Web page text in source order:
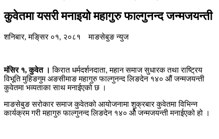
कुवेतमा यसरी मनाइयो महागुरु फाल्गुनन्द जन्मजयन्ती
शनिबार, मङि्सर ०१, २०८१ माङसेबुङ न्युज
मंसिर १, कुवेत । किरात धर्मदर्शनदाता, महान समाज सुधारक तथा राष्ट्रिय
विभूति मुहिङगुम अङसीमाङ महागुरु फाल्गुनन्द लिङदेन १४० औं जन्मजयन्ती
कुवेतमा भव्यताका साथ मनाईएको छ ।
माङसेबुङ सरोकार समाज कुवेतको आयोजनामा शुक्रबार कुवेतमा विभिन्न
कार्यक्रम गरी महागुरु फाल्गुनन्द लिङदेन १४० ओै जन्मजयन्ती मनाईएको हो ।